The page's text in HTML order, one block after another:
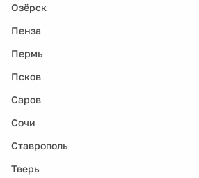
Озёрск
Пенза
Пермь
Псков
Саров
Сочи
Ставрополь
Тверь